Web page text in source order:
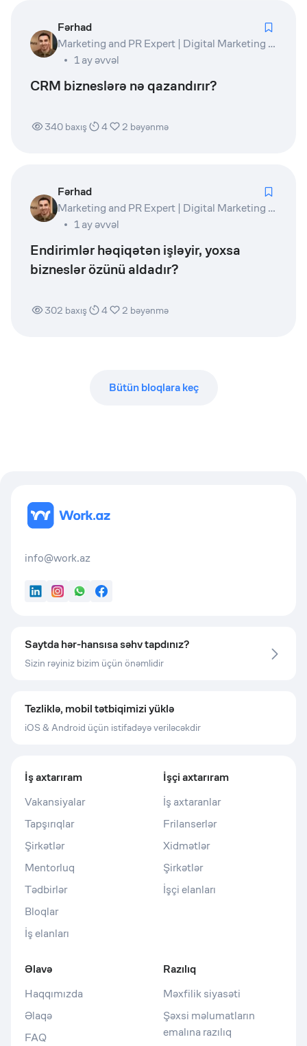
Fərhad
Marketing and PR Expert | Digital Marketing Lead | Product Owner | Writer
1 ay əvvəl
CRM bizneslərə nə qazandırır?
340 baxış 4 2 bəyənmə
Fərhad
Marketing and PR Expert | Digital Marketing Lead | Product Owner | Writer
1 ay əvvəl
Endirimlər həqiqətən işləyir, yoxsa
bizneslər özünü aldadır?
302 baxış 4 2 bəyənmə
Bütün bloqlara keç
info@work.az
LinkedInInstagram
WhatsApp
Facebook
Saytda hər-hansısa səhv tapdınız?
Sizin rəyiniz bizim üçün önəmlidir
Tezliklə, mobil tətbiqimizi yüklə
iOS & Android üçün istifadəyə veriləcəkdir
İş axtarıram
Vakansiyalar
Tapşırıqlar
Şirkətlər
Mentorluq
Tədbirlər
Bloqlar
İş elanları
İşçi axtarıram
İş axtaranlar
Frilanserlər
Xidmətlər
Şirkətlər
İşçi elanları
Əlavə
Haqqımızda
Əlaqə
FAQ
Razılıq
Məxfilik siyasəti
Şəxsi məlumatların
emalına razılıq